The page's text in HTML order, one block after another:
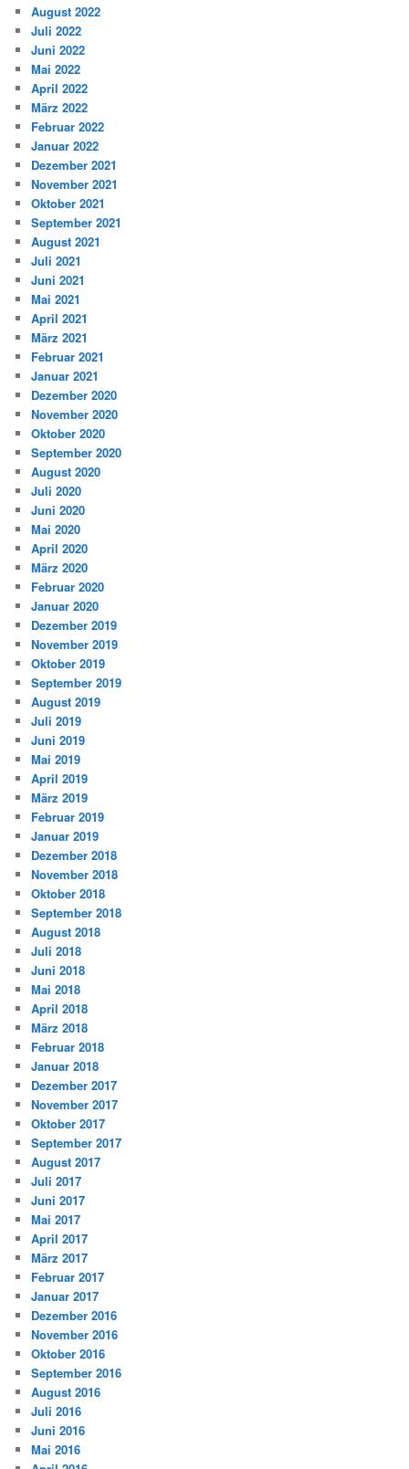
August 2022
Juli 2022
Juni 2022
Mai 2022
April 2022
März 2022
Februar 2022
Januar 2022
Dezember 2021
November 2021
Oktober 2021
September 2021
August 2021
Juli 2021
Juni 2021
Mai 2021
April 2021
März 2021
Februar 2021
Januar 2021
Dezember 2020
November 2020
Oktober 2020
September 2020
August 2020
Juli 2020
Juni 2020
Mai 2020
April 2020
März 2020
Februar 2020
Januar 2020
Dezember 2019
November 2019
Oktober 2019
September 2019
August 2019
Juli 2019
Juni 2019
Mai 2019
April 2019
März 2019
Februar 2019
Januar 2019
Dezember 2018
November 2018
Oktober 2018
September 2018
August 2018
Juli 2018
Juni 2018
Mai 2018
April 2018
März 2018
Februar 2018
Januar 2018
Dezember 2017
November 2017
Oktober 2017
September 2017
August 2017
Juli 2017
Juni 2017
Mai 2017
April 2017
März 2017
Februar 2017
Januar 2017
Dezember 2016
November 2016
Oktober 2016
September 2016
August 2016
Juli 2016
Juni 2016
Mai 2016